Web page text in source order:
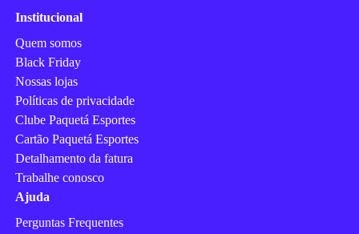
Institucional
Quem somos
Black Friday
Nossas lojas
Políticas de privacidade
Clube Paquetá Esportes
Cartão Paquetá Esportes
Detalhamento da fatura
Trabalhe conosco
Ajuda
Perguntas Frequentes